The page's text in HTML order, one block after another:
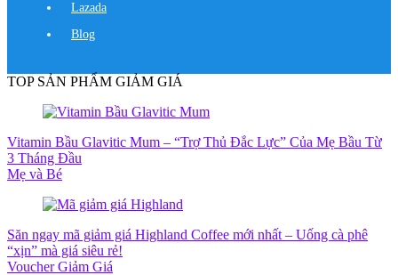
Lazada
Blog
TOP SẢN PHẨM GIẢM GIÁ
Vitamin Bầu Glavitic Mum – “Trợ Thủ Đắc Lực” Của Mẹ Bầu Từ
3 Tháng Đầu
Mẹ và Bé
Săn ngay mã giảm giá Highland Coffee mới nhất – Uống cà phê
“xịn” mà giá siêu rẻ!
Voucher Giảm Giá